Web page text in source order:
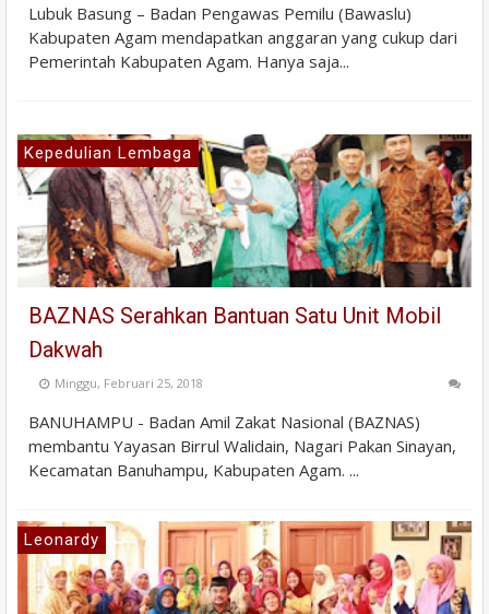
Lubuk Basung – Badan Pengawas Pemilu (Bawaslu)
Kabupaten Agam mendapatkan anggaran yang cukup dari
Pemerintah Kabupaten Agam. Hanya saja...
Kepedulian Lembaga
BAZNAS Serahkan Bantuan Satu Unit Mobil
Dakwah
Minggu, Februari 25, 2018
BANUHAMPU - Badan Amil Zakat Nasional (BAZNAS)
membantu Yayasan Birrul Walidain, Nagari Pakan Sinayan,
Kecamatan Banuhampu, Kabupaten Agam. ...
Leonardy